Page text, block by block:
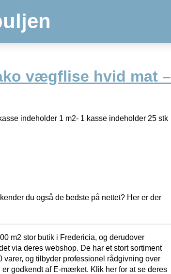
vægflise hvid mat –
indeholder 1 m2- 1 kasse indeholder 25 stk
du også de bedste på nettet? Her er der
m2 stor butik i Fredericia, og derudover
via deres webshop. De har et stort sortiment
varer, og tilbyder professionel rådgivning over
godkendt af E-mærket. Klik her for at se deres